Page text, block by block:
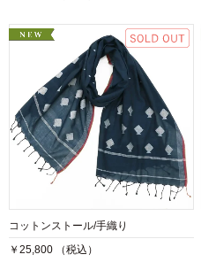
コットンストール/手織り
￥25,800 （税込）